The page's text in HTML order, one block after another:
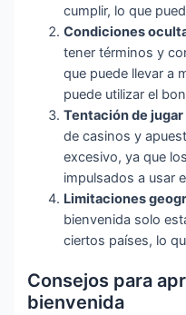
cumplir, lo que
Condiciones
tener términos y
que puede llevar a
puede utilizar el
Tentación de jugar
de casinos y
excesivo, ya que
impulsados a usar
Limitaciones
bienvenida solo
ciertos países, lo
Consejos para
bienvenida